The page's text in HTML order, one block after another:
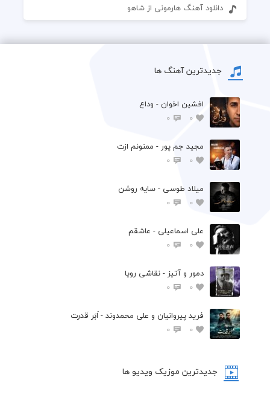
دانلود آهنگ هارمونی از شاهو
جدیدترین آهنگ ها
افشين اخوان - وداع
0
0
مجید جم پور - ممنونم ازت
0
0
میلاد طوسی - سایه روشن
0
0
علی اسماعیلی - عاشقم
0
0
دمور و آتیز - نقاشی رویا
0
0
فرید پیروانیان و علی محمدوند - اَبَر قدرت
0
0
جدیدترین موزیک ویدیو ها